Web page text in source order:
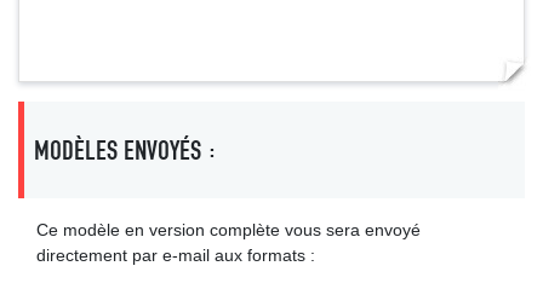
MODÈLES ENVOYÉS :
Ce modèle en version complète vous sera envoyé
directement par e-mail aux formats :